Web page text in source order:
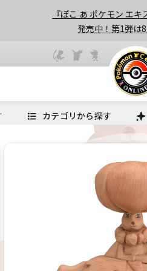
『ぽこ あ ポケモン エキ
発売中！第1弾は
カテゴリから探す